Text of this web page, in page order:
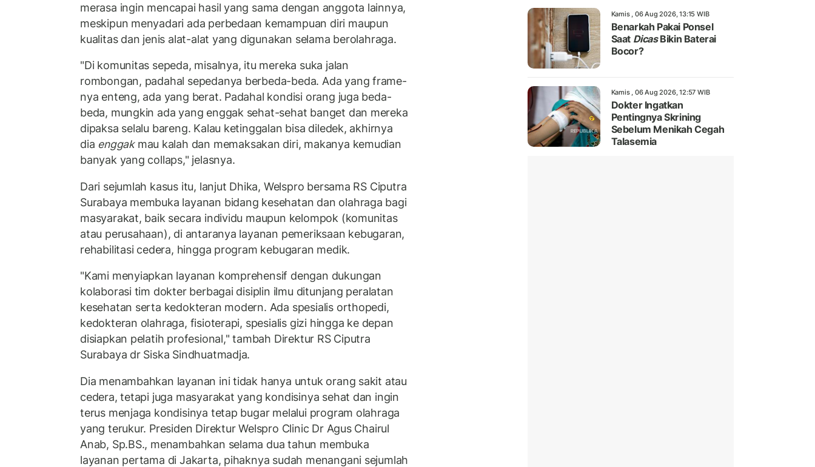
merasa ingin mencapai hasil yang sama dengan anggota lainnya,
meskipun menyadari ada perbedaan kemampuan diri maupun
kualitas dan jenis alat-alat yang digunakan selama berolahraga.
"Di komunitas sepeda, misalnya, itu mereka suka jalan
rombongan, padahal sepedanya berbeda-beda. Ada yang frame-
nya enteng, ada yang berat. Padahal kondisi orang juga beda-
beda, mungkin ada yang enggak sehat-sehat banget dan mereka
dipaksa selalu bareng. Kalau ketinggalan bisa diledek, akhirnya
dia enggakmau kalah dan memaksakan diri, makanya kemudian
banyak yang collaps," jelasnya.
Dari sejumlah kasus itu, lanjut Dhika, Welspro bersama RS Ciputra
Surabaya membuka layanan bidang kesehatan dan olahraga bagi
masyarakat, baik secara individu maupun kelompok (komunitas
atau perusahaan), di antaranya layanan pemeriksaan kebugaran,
rehabilitasi cedera, hingga program kebugaran medik.
"Kami menyiapkan layanan komprehensif dengan dukungan
kolaborasi tim dokter berbagai disiplin ilmu ditunjang peralatan
kesehatan serta kedokteran modern. Ada spesialis orthopedi,
kedokteran olahraga, fisioterapi, spesialis gizi hingga ke depan
disiapkan pelatih profesional," tambah Direktur RS Ciputra
Surabaya dr Siska Sindhuatmadja.
Dia menambahkan layanan ini tidak hanya untuk orang sakit atau
cedera, tetapi juga masyarakat yang kondisinya sehat dan ingin
terus menjaga kondisinya tetap bugar melalui program olahraga
yang terukur. Presiden Direktur Welspro Clinic Dr Agus Chairul
Anab, Sp.BS., menambahkan selama dua tahun membuka
layanan pertama di Jakarta, pihaknya sudah menangani sejumlah
Kamis , 06 Aug 2026, 13:15 WIB
Benarkah Pakai Ponsel
Saat DicasBikin Baterai
Bocor?
Kamis , 06 Aug 2026, 12:57 WIB
Dokter Ingatkan
Pentingnya Skrining
Sebelum Menikah Cegah
Talasemia